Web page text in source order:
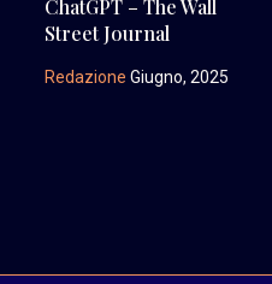
ChatGPT – The Wall
Street Journal
Redazione Giugno, 2025